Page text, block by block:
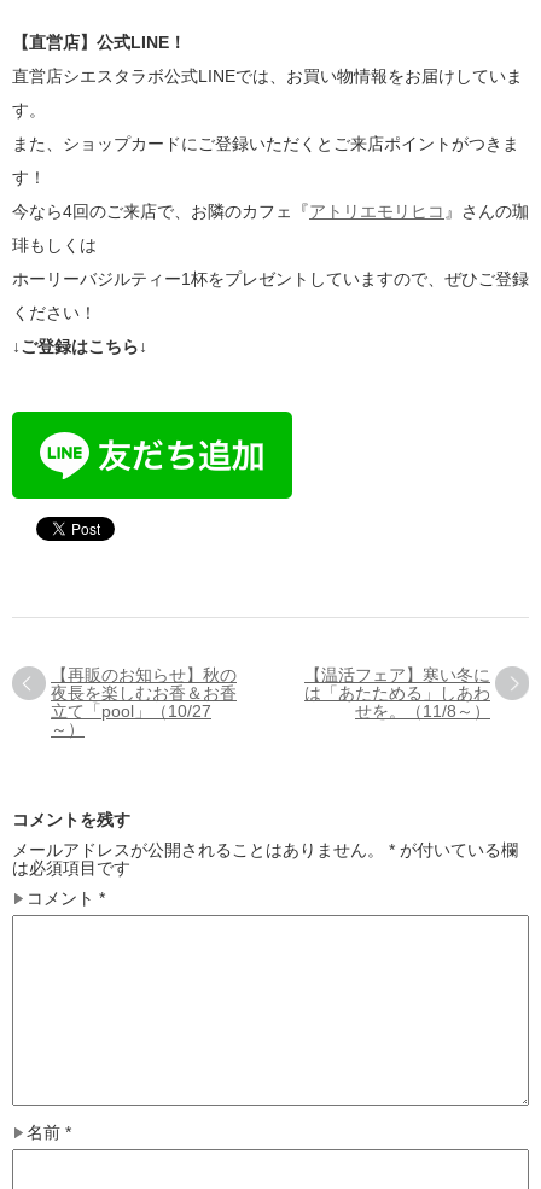
【直営店】公式LINE！
直営店シエスタラボ公式LINEでは、お買い物情報をお届けしていま
す。
また、ショップカードにご登録いただくとご来店ポイントがつきま
す！
今なら4回のご来店で、お隣のカフェ『アトリエモリヒコ 』さんの珈
琲もしくは
ホーリーバジルティー1杯をプレゼントしていますので、ぜひご登録
ください！
↓ご登録はこちら↓
【再販のお知らせ】秋の
夜長を楽しむお香＆お香
立て「pool」（10/27
～）
【温活フェア】寒い冬に
は「あたためる」しあわ
せを。（11/8～）
コメントを残す
メールアドレスが公開されることはありません。
* が付いている欄
は必須項目です
コメント *
名前 *